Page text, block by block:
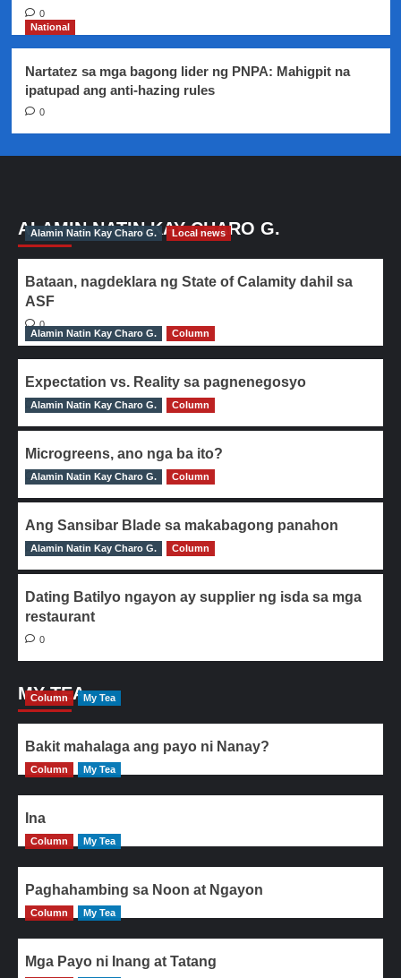
0
National
Nartatez sa mga bagong lider ng PNPA: Mahigpit na
ipatupad ang anti-hazing rules
0
ALAMIN NATIN KAY CHARO G.
Alamin Natin Kay Charo G. Local news
Bataan, nagdeklara ng State of Calamity dahil sa
ASF
0
Alamin Natin Kay Charo G.
Column
Expectation vs. Reality sa pagnenegosyo
0
Alamin Natin Kay Charo G. Column
Microgreens, ano nga ba ito?
0
Alamin Natin Kay Charo G. Column
Ang Sansibar Blade sa makabagong panahon
0
Alamin Natin Kay Charo G. Column
Dating Batilyo ngayon ay supplier ng isda sa mga
restaurant
0
MY TEA
Column My Tea
Bakit mahalaga ang payo ni Nanay?
Column My Tea
Ina
Column My Tea
Paghahambing sa Noon at Ngayon
Column My Tea
Mga Payo ni Inang at Tatang